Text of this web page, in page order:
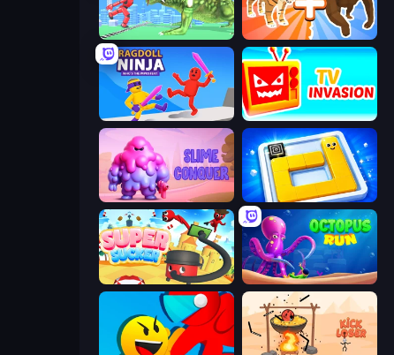
Silly Walkers Animal DNA Run
Ragdoll Ninja: Imposter Hero TV Invasion
Slime Conquer: Epic Battles Ice Slide
Super Sucker 3D OctopusRun